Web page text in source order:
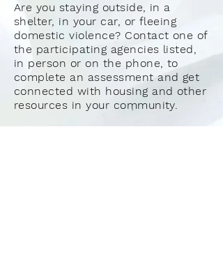
Are you staying outside, in a
shelter, in your car, or fleeing
domestic violence? Contact one of
the participating agencies listed,
in person or on the phone, to
complete an assessment and get
connected with housing and other
resources in your community.